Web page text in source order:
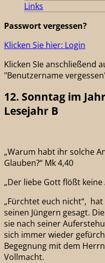
Links
Passwort vergessen?
Klicken Sie hier: Login
Klicken SIe anschließend
"Benutzername
12. Sonntag im
Lesejahr B
„Warum habt ihr solche
Glauben?“ Mk 4,40
„Der liebe Gott flößt keine
„Fürchtet euch nicht“,
seinen Jüngern gesagt.
sie nach seiner
sich immer wieder
Begegnung mit dem
Vollmacht.